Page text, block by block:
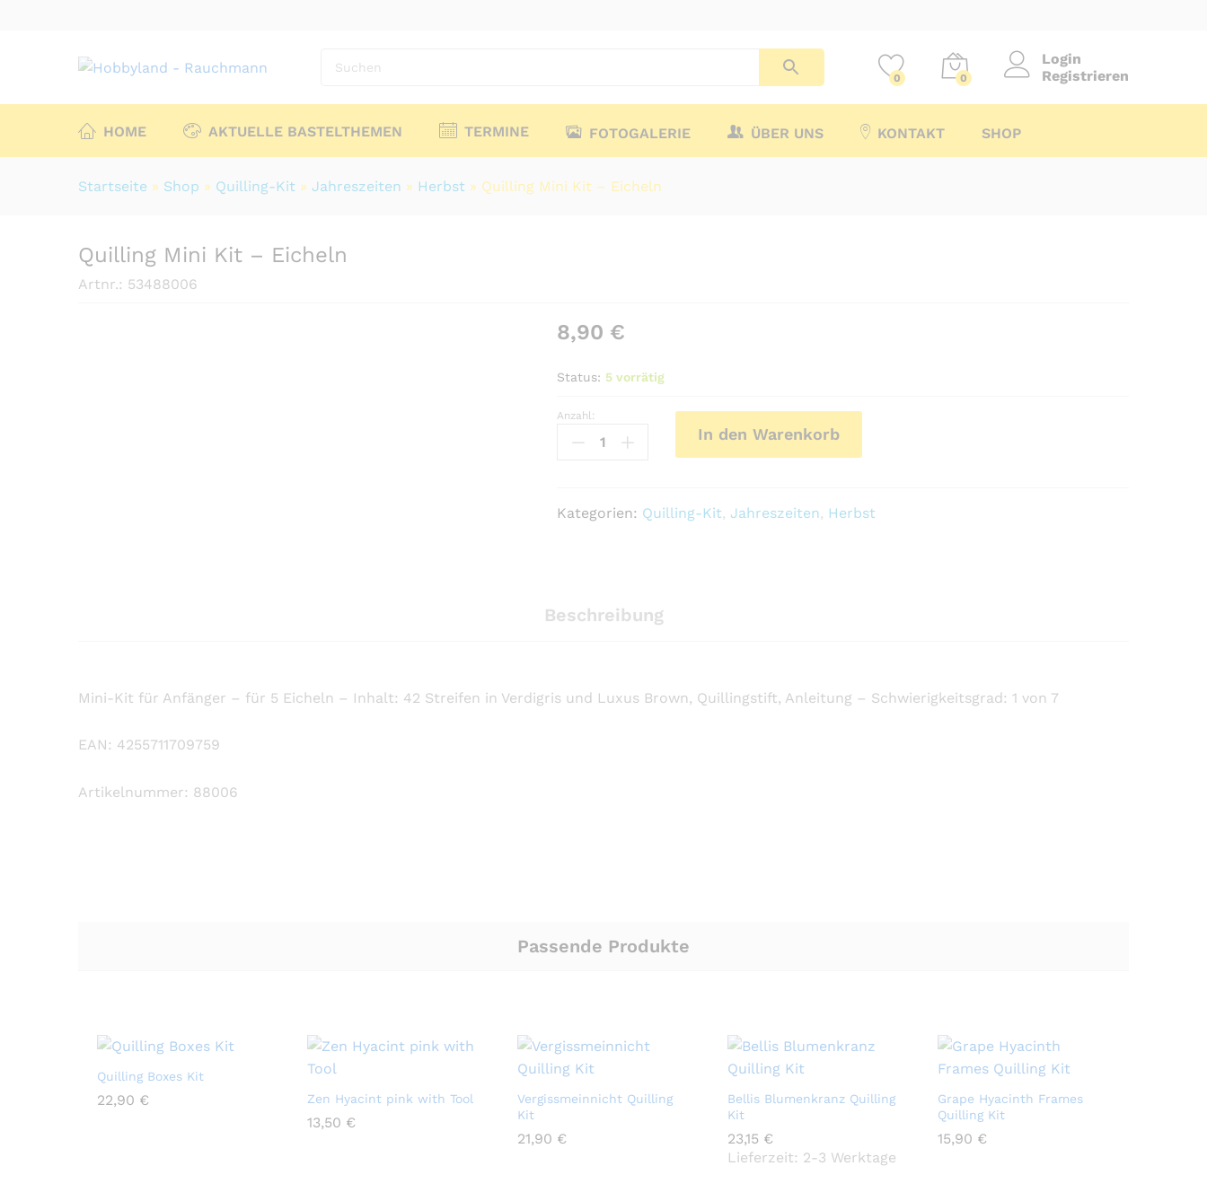
0 0
Login
Registrieren
HOME AKTUELLE BASTELTHEMEN TERMINE FOTOGALERIE ÜBER UNS KONTAKT SHOP
Startseite » Shop » Quilling-Kit » Jahreszeiten » Herbst » Quilling Mini Kit – Eicheln
Quilling Mini Kit – Eicheln
Artnr.: 53488006
8,90 €
Status: 5 vorrätig
Quilling
Mini
Eicheln
Anzahl:
In den Warenkorb
Kategorien: Quilling-Kit, Jahreszeiten, Herbst
Beschreibung
Mini-Kit für Anfänger – für 5 Eicheln – Inhalt: 42 Streifen in Verdigris und Luxus Brown, Quillingstift, Anleitung – Schwierigkeitsgrad: 1 von 7
EAN: 4255711709759
Artikelnummer: 88006
Passende Produkte
Quilling Boxes Kit
22,90 €
22,90 € Zen Hyacint pink with Tool
13,50 €
13,50 €
Vergissmeinnicht Quilling
Kit
21,90 €
21,90 €
Bellis Blumenkranz Quilling
Kit
23,15 €
23,15 €
Lieferzeit: 2-3 Werktage
Grape Hyacinth Frames
Quilling Kit
15,90 €
15,90 €